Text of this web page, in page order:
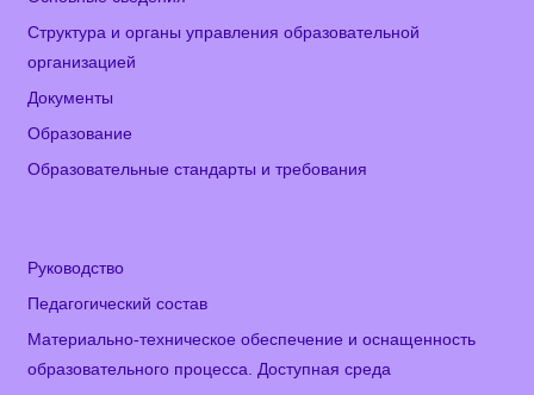
Структура и органы управления образовательной
организацией
Документы
Образование
Образовательные стандарты и требования
Руководство
Педагогический состав
Материально-техническое обеспечение и оснащенность
образовательного процесса. Доступная среда